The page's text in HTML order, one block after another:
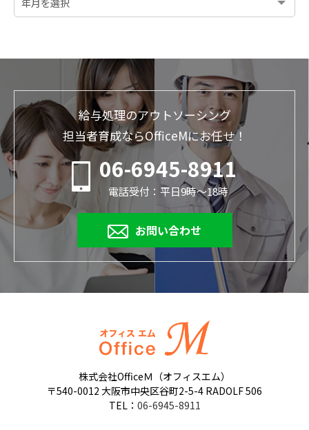
給与処理のアウトソーシング
担当者育成ならOfficeMにお任せ！
06-6945-8911
電話受付：平日9時～18時
お問い合わせ
株式会社OfficeＭ（オフィスエム）
〒540-0012 大阪市中央区谷町2-5-4 RADOLF 506
TEL： 06-6945-8911